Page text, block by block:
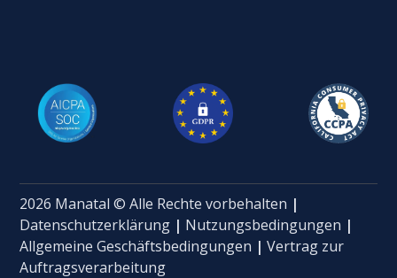
2026 Manatal © Alle Rechte vorbehalten |
Datenschutzerklärung | Nutzungsbedingungen |
Allgemeine Geschäftsbedingungen | Vertrag zur
Auftragsverarbeitung